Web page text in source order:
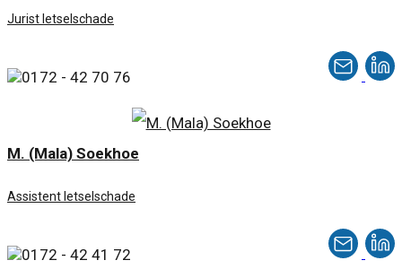
Jurist letselschade
0172 - 42 70 76
M. (Mala) Soekhoe
Assistent letselschade
0172 - 42 41 72